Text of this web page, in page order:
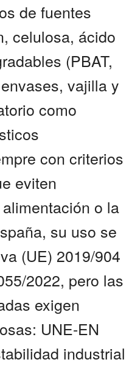
de fuentes
celulosa, ácido
(PBAT,
vajilla y
como
con criterios
eviten
o la
su uso se
(UE) 2019/904
2022, pero las
exigen
UNE-EN
industrial